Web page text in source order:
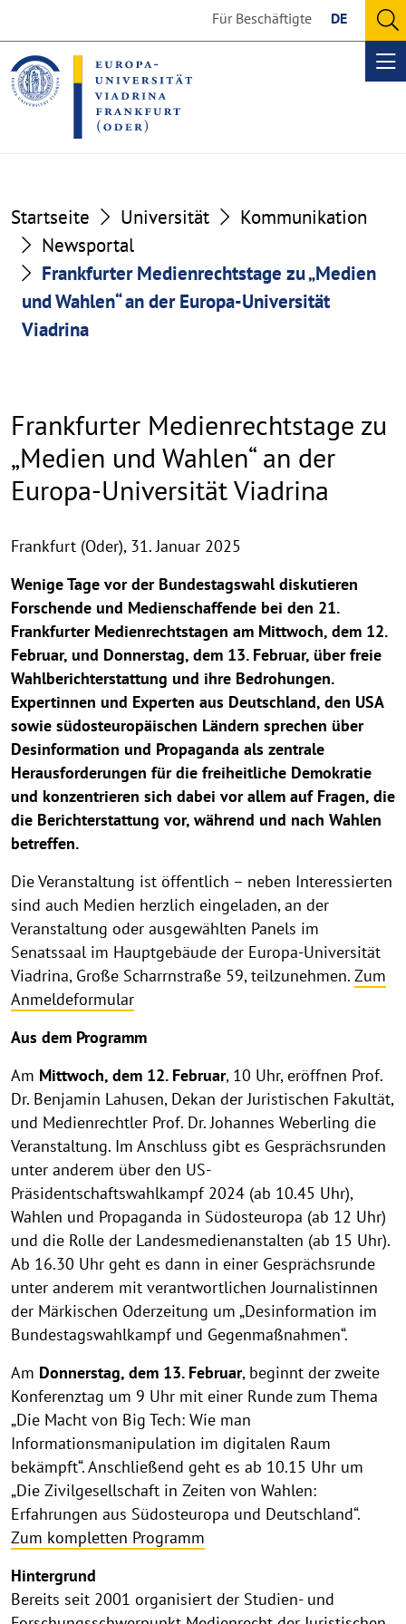
the
content
section
the
footer
section
Für Beschäftigte DE
Startseite Universität
Kommunikation
Newsportal
Frankfurter Medienrechtstage zu „Medien
und Wahlen“ an der Europa-Universität
Viadrina
Frankfurter Medienrechtstage zu
„Medien und Wahlen“ an der
Europa-Universität Viadrina
Frankfurt (Oder), 31. Januar 2025
Wenige Tage vor der Bundestagswahl diskutieren
Forschende und Medienschaffende bei den 21.
Frankfurter Medienrechtstagen am Mittwoch, dem 12.
Februar, und Donnerstag, dem 13. Februar, über freie
Wahlberichterstattung und ihre Bedrohungen.
Expertinnen und Experten aus Deutschland, den USA
sowie südosteuropäischen Ländern sprechen über
Desinformation und Propaganda als zentrale
Herausforderungen für die freiheitliche Demokratie
und konzentrieren sich dabei vor allem auf Fragen, die
die Berichterstattung vor, während und nach Wahlen
betreffen.
Die Veranstaltung ist öffentlich – neben Interessierten
sind auch Medien herzlich eingeladen, an der
Veranstaltung oder ausgewählten Panels im
Senatssaal im Hauptgebäude der Europa-Universität
Viadrina, Große Scharrnstraße 59, teilzunehmen. Zum
Anmeldeformular
Aus dem Programm
Am Mittwoch, dem 12. Februar, 10 Uhr, eröffnen Prof.
Dr. Benjamin Lahusen, Dekan der Juristischen Fakultät,
und Medienrechtler Prof. Dr. Johannes Weberling die
Veranstaltung. Im Anschluss gibt es Gesprächsrunden
unter anderem über den US-
Präsidentschaftswahlkampf 2024 (ab 10.45 Uhr),
Wahlen und Propaganda in Südosteuropa (ab 12 Uhr)
und die Rolle der Landesmedienanstalten (ab 15 Uhr).
Ab 16.30 Uhr geht es dann in einer Gesprächsrunde
unter anderem mit verantwortlichen Journalistinnen
der Märkischen Oderzeitung um „Desinformation im
Bundestagswahlkampf und Gegenmaßnahmen“.
Am Donnerstag, dem 13. Februar, beginnt der zweite
Konferenztag um 9 Uhr mit einer Runde zum Thema
„Die Macht von Big Tech: Wie man
Informationsmanipulation im digitalen Raum
bekämpft“. Anschließend geht es ab 10.15 Uhr um
„Die Zivilgesellschaft in Zeiten von Wahlen:
Erfahrungen aus Südosteuropa und Deutschland“.
Zum kompletten Programm
Hintergrund
Bereits seit 2001 organisiert der Studien- und